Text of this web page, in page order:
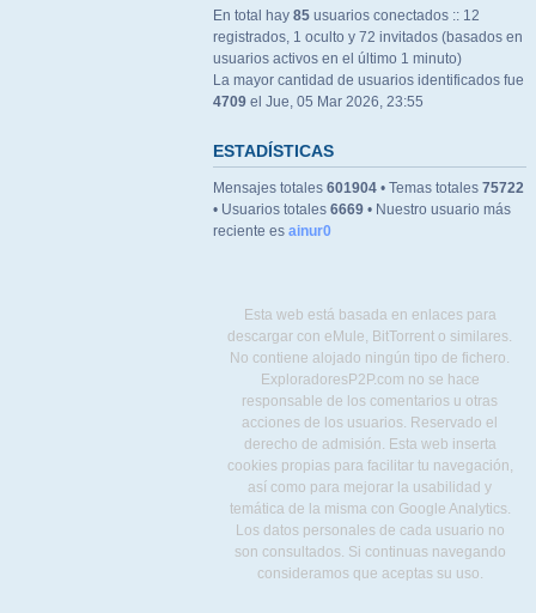
En total hay 85 usuarios conectados :: 12
registrados, 1 oculto y 72 invitados (basados en
usuarios activos en el último 1 minuto)
La mayor cantidad de usuarios identificados fue
4709 el Jue, 05 Mar 2026, 23:55
ESTADÍSTICAS
Mensajes totales 601904 • Temas totales 75722
• Usuarios totales 6669 • Nuestro usuario más
reciente es ainur0
Esta web está basada en enlaces para
descargar con eMule, BitTorrent o similares.
No contiene alojado ningún tipo de fichero.
ExploradoresP2P.com no se hace
responsable de los comentarios u otras
acciones de los usuarios. Reservado el
derecho de admisión. Esta web inserta
cookies propias para facilitar tu navegación,
así como para mejorar la usabilidad y
temática de la misma con Google Analytics.
Los datos personales de cada usuario no
son consultados. Si continuas navegando
consideramos que aceptas su uso.